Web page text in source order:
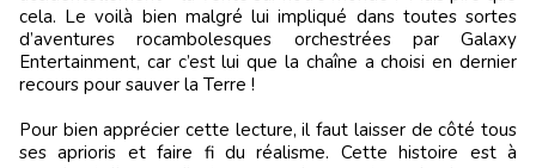
cela. Le voilà bien malgré lui impliqué dans toutes sortes
d’aventures rocambolesques orchestrées par Galaxy
Entertainment, car c’est lui que la chaîne a choisi en dernier
recours pour sauver la Terre !
Pour bien apprécier cette lecture, il faut laisser de côté tous
ses aprioris et faire fi du réalisme. Cette histoire est à